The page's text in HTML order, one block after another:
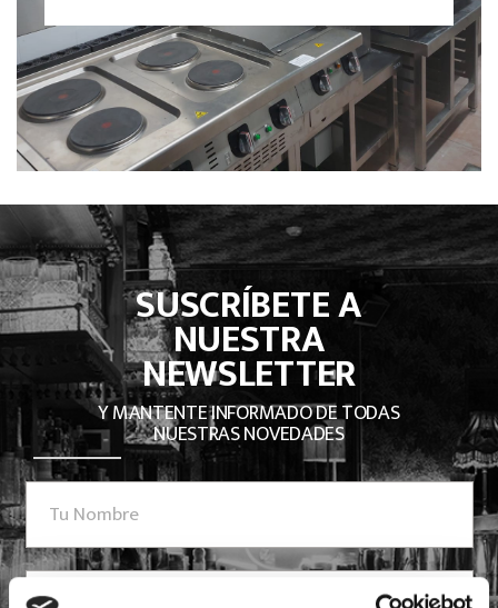
SUSCRÍBETE A
NUESTRA
NEWSLETTER
Y MANTENTE INFORMADO DE TODAS
NUESTRAS NOVEDADES